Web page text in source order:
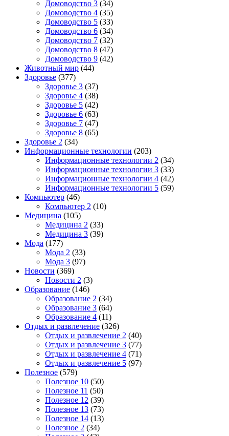
Домоводство 3 (34)
Домоводство 4 (35)
Домоводство 5 (33)
Домоводство 6 (34)
Домоводство 7 (32)
Домоводство 8 (47)
Домоводство 9 (42)
Животный мир (44)
Здоровье (377)
Здоровье 3 (37)
Здоровье 4 (38)
Здоровье 5 (42)
Здоровье 6 (63)
Здоровье 7 (47)
Здоровье 8 (65)
Здоровье 2 (34)
Информационные технологии (203)
Информационные технологии 2 (34)
Информационные технологии 3 (33)
Информационные технологии 4 (42)
Информационные технологии 5 (59)
Компьютер (46)
Компьютер 2 (10)
Медицина (105)
Медицина 2 (33)
Медицина 3 (39)
Мода (177)
Мода 2 (33)
Мода 3 (97)
Новости (369)
Новости 2 (3)
Образование (146)
Образование 2 (34)
Образование 3 (64)
Образование 4 (11)
Отдых и развлечение (326)
Отдых и развлечение 2 (40)
Отдых и развлечение 3 (77)
Отдых и развлечение 4 (71)
Отдых и развлечение 5 (97)
Полезное (579)
Полезное 10 (50)
Полезное 11 (50)
Полезное 12 (39)
Полезное 13 (73)
Полезное 14 (13)
Полезное 2 (34)